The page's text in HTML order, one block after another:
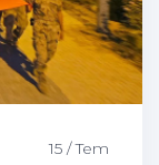
15 / Tem